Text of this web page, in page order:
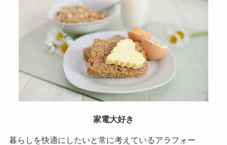
家電大好き
暮らしを快適にしたいと常に考えているアラフォー